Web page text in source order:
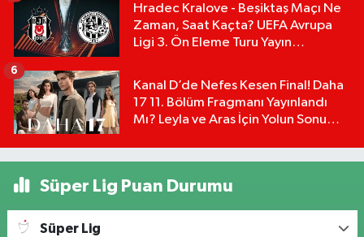
Hradec Kralove - Beşiktaş Maçı Ne
Zaman, Saat Kaçta? UEFA Avrupa
Ligi 3. Ön Eleme Turu Yayın
Kanal D’de Nefes Kesen Final! Daha
17 11. Bölüm Fragmanı Yayınlandı
Mı? Leyla ve Aras İçin Yolun Sonu
6
Süper Lig Puan Durumu
Süper Lig